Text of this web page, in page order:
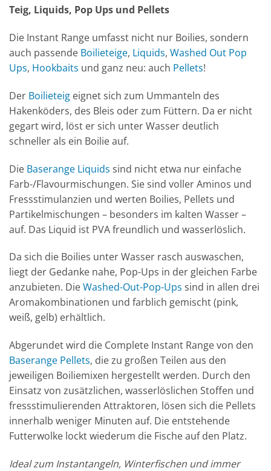
Teig, Liquids, Pop Ups und Pellets
Die Instant Range umfasst nicht nur Boilies, sondern
auch passende Boilieteige, Liquids, Washed Out Pop
Ups, Hookbaits und ganz neu: auch Pellets!
Der Boilieteig eignet sich zum Ummanteln des
Hakenköders, des Bleis oder zum Füttern. Da er nicht
gegart wird, löst er sich unter Wasser deutlich
schneller als ein Boilie auf.
Die Baserange Liquids sind nicht etwa nur einfache
Farb-/Flavourmischungen. Sie sind voller Aminos und
Fressstimulanzien und werten Boilies, Pellets und
Partikelmischungen – besonders im kalten Wasser –
auf. Das Liquid ist PVA freundlich und wasserlöslich.
Da sich die Boilies unter Wasser rasch auswaschen,
liegt der Gedanke nahe, Pop-Ups in der gleichen Farbe
anzubieten. DieWashed-Out-Pop-Ups sind in allen drei
Aromakombinationen und farblich gemischt (pink,
weiß, gelb) erhältlich.
Abgerundet wird die Complete Instant Range von den
Baserange Pellets, die zu großen Teilen aus den
jeweiligen Boiliemixen hergestellt werden. Durch den
Einsatz von zusätzlichen, wasserlöslichen Stoffen und
fressstimulierenden Attraktoren, lösen sich die Pellets
innerhalb weniger Minuten auf. Die entstehende
Futterwolke lockt wiederum die Fische auf den Platz.
Ideal zum Instantangeln, Winterfischen und immer